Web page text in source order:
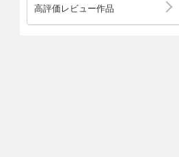
高評価レビュー作品